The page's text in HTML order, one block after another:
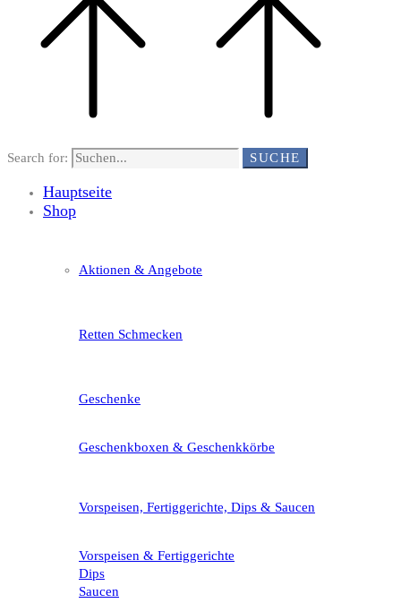
Search for: SUCHE
Hauptseite
Shop
Aktionen & Angebote
Retten Schmecken
Geschenke
Geschenkboxen & Geschenkkörbe
Vorspeisen, Fertiggerichte, Dips & Saucen
Vorspeisen & Fertiggerichte
Dips
Saucen